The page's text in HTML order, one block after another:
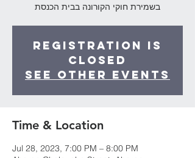
בשמירת חוקי הקורונה בבית הכנסת
Registration is
Closed
See other events
Time & Location
Jul 28, 2023, 7:00 PM – 8:00 PM